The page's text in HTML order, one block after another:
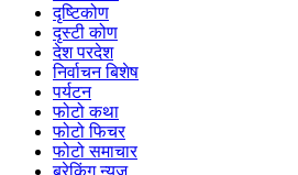
दृष्टिकोण
दृस्टी कोण
देश परदेश
निर्वाचन बिशेष
पर्यटन
फोटो कथा
फोटो फिचर
फोटो समाचार
ब्रेकिंग न्युज